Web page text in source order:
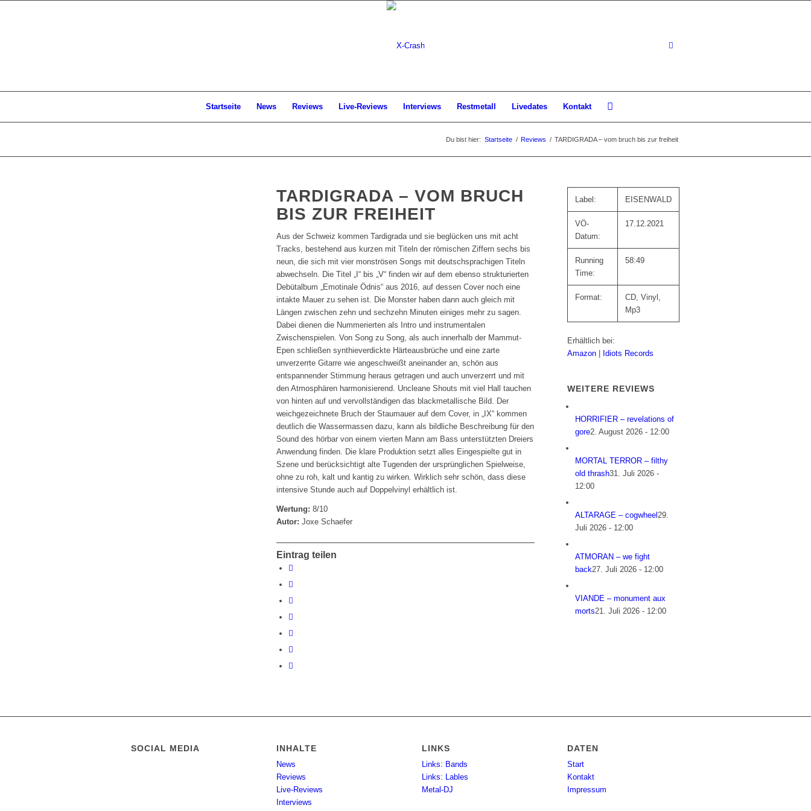
Startseite News Reviews Live-Reviews Interviews Restmetall Livedates Kontakt
Du bist hier: Startseite / Reviews / TARDIGRADA – vom bruch bis zur freiheit
TARDIGRADA – VOM BRUCH
BIS ZUR FREIHEIT
Aus der Schweiz kommen Tardigrada und sie beglücken uns mit acht
Tracks, bestehend aus kurzen mit Titeln der römischen Ziffern sechs bis
neun, die sich mit vier monströsen Songs mit deutschsprachigen Titeln
abwechseln. Die Titel „I“ bis „V“ finden wir auf dem ebenso strukturierten
Debütalbum „Emotinale Ödnis“ aus 2016, auf dessen Cover noch eine
intakte Mauer zu sehen ist. Die Monster haben dann auch gleich mit
Längen zwischen zehn und sechzehn Minuten einiges mehr zu sagen.
Dabei dienen die Nummerierten als Intro und instrumentalen
Zwischenspielen. Von Song zu Song, als auch innerhalb der Mammut-
Epen schließen synthieverdickte Härteausbrüche und eine zarte
unverzerrte Gitarre wie angeschweißt aneinander an, schön aus
entspannender Stimmung heraus getragen und auch unverzerrt und mit
den Atmosphären harmonisierend. Uncleane Shouts mit viel Hall tauchen
von hinten auf und vervollständigen das blackmetallische Bild. Der
weichgezeichnete Bruch der Staumauer auf dem Cover, in „IX“ kommen
deutlich die Wassermassen dazu, kann als bildliche Beschreibung für den
Sound des hörbar von einem vierten Mann am Bass unterstützten Dreiers
Anwendung finden. Die klare Produktion setzt alles Eingespielte gut in
Szene und berücksichtigt alte Tugenden der ursprünglichen Spielweise,
ohne zu roh, kalt und kantig zu wirken. Wirklich sehr schön, dass diese
intensive Stunde auch auf Doppelvinyl erhältlich ist.
Wertung: 8/10
Autor: Joxe Schaefer
Eintrag teilen
Label: EISENWALD
VÖ-
Datum:
17.12.2021
Running
Time:
58:49
Format:
CD, Vinyl,
Mp3
Erhältlich bei:
Amazon
Idiots Records
WEITERE REVIEWS
HORRIFIER – revelations of
gore2. August 2026 - 12:00
MORTAL TERROR – filthy
old thrash31. Juli 2026 -
12:00
ALTARAGE – cogwheel29.
Juli 2026 - 12:00
ATMORAN – we fight
back27. Juli 2026 - 12:00
VIANDE – monument aux
morts21. Juli 2026 - 12:00
SOCIAL MEDIA INHALTE
News
Reviews
Live-Reviews
Interviews
LINKS
Links: Bands
Links: Lables
Metal-DJ
DATEN
Start
Kontakt
Impressum